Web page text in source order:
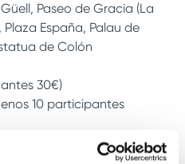
Paseo de Gracia (La
España, Palau de
de Colón
30€)
10 participantes
presenta una